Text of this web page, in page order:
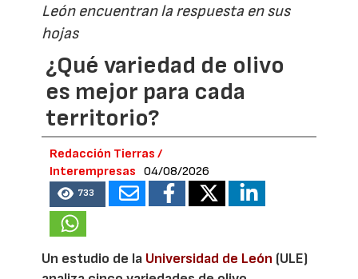
León encuentran la respuesta en sus
hojas
¿Qué variedad de olivo
es mejor para cada
territorio?
Redacción Tierras /
Interempresas
04/08/2026
733
Un estudio de la Universidad de León (ULE)